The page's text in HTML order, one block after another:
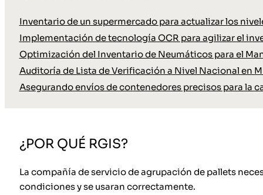
Inventario de un supermercado para actualizar los
Implementación de tecnología OCR para agilizar el
Optimización del Inventario de Neumáticos para el
Auditoría de Lista de Verificación a Nivel Nacional en
Asegurando envíos de contenedores precisos para la
¿POR QUÉ RGIS?
La compañía de servicio de agrupación de pallets
condiciones y se usaran correctamente.